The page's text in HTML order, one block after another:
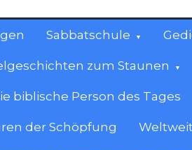
Sabbatschule
zum Staunen
biblische Person des Tages
der Schöpfung